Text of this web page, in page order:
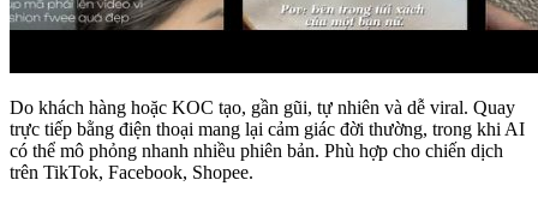
Do khách hàng hoặc KOC tạo, gần gũi, tự nhiên và dễ viral. Quay
trực tiếp bằng điện thoại mang lại cảm giác đời thường, trong khi AI
có thể mô phỏng nhanh nhiều phiên bản. Phù hợp cho chiến dịch
trên TikTok, Facebook, Shopee.